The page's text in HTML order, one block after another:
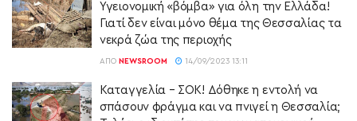
Υγειονομική «βόμβα» για όλη την Ελλάδα!
Γιατί δεν είναι μόνο θέμα της Θεσσαλίας τα
νεκρά ζώα της περιοχής
ΑΠΌ NEWSROOM 14/09/2023 13:11
Καταγγελία – ΣΟΚ! Δόθηκε η εντολή να
σπάσουν φράγμα και να πνιγεί η Θεσσαλία;